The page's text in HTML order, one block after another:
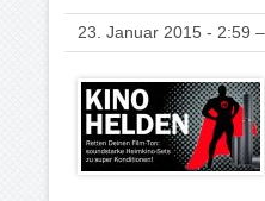
23. Januar 2015 - 2:59